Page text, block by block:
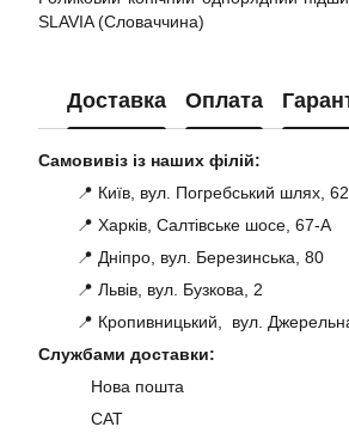
SLAVIA (Словаччина)
Доставка Оплата
Самовивіз із наших філій:
📍 Київ, вул. Погребський шлях, 62
📍 Харків, Салтівське шосе, 67-А
📍 Дніпро, вул. Березинська, 80
📍 Львів, вул. Бузкова, 2
📍 Кропивницький, вул.
Службами доставки:
Нова пошта
САТ